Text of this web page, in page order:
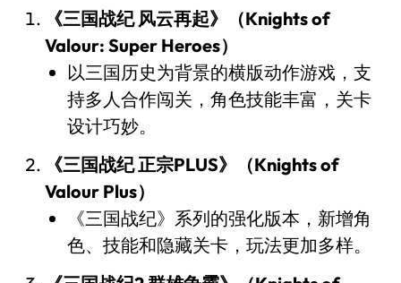
《三国战纪 风云再起》（Knights of
Valour: Super Heroes）
以三国历史为背景的横版动作游戏，支
持多人合作闯关，角色技能丰富，关卡
设计巧妙。
《三国战纪 正宗PLUS》（Knights of
Valour Plus）
《三国战纪》系列的强化版本，新增角
色、技能和隐藏关卡，玩法更加多样。